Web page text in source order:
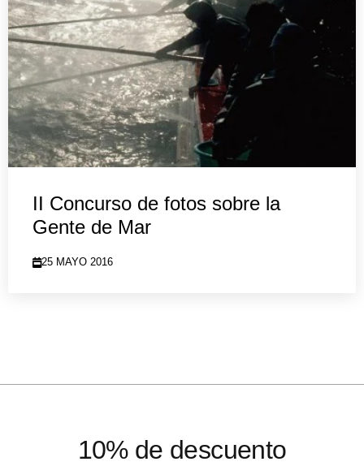
II Concurso de fotos sobre la
Gente de Mar
25 MAYO 2016
10% de descuento